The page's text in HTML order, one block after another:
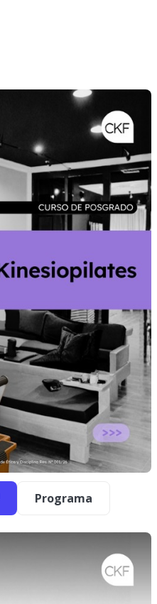
Programa